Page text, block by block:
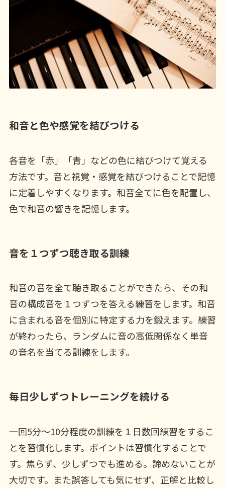
和音と色や感覚を結びつける
各音を「赤」「青」などの色に結びつけて覚える
方法です。音と視覚・感覚を結びつけることで記憶
に定着しやすくなります。和音全てに色を配置し、
色で和音の響きを記憶します。
音を１つずつ聴き取る訓練
和音の音を全て聴き取ることができたら、その和
音の構成音を１つずつを答える練習をします。和音
に含まれる音を個別に特定する力を鍛えます。練習
が終わったら、ランダムに音の高低関係なく単音
の音名を当てる訓練をします。
毎日少しずつトレーニングを続ける
一回5分〜10分程度の訓練を１日数回練習をするこ
とを習慣化します。ポイントは習慣化することで
す。焦らず、少しずつでも進める。諦めないことが
大切です。また誤答しても気にせず、正解と比較し